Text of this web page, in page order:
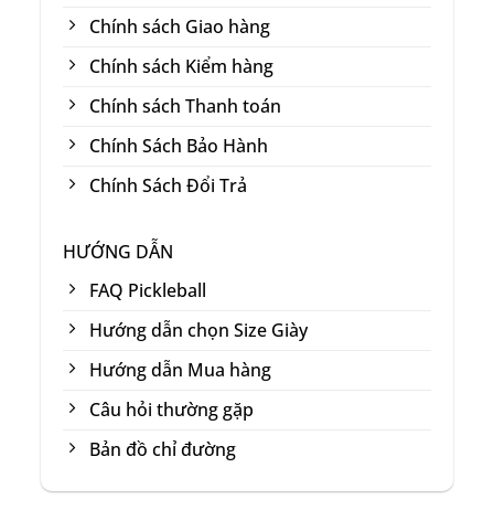
Chính sách Giao hàng
Chính sách Kiểm hàng
Chính sách Thanh toán
Chính Sách Bảo Hành
Chính Sách Đổi Trả
HƯỚNG DẪN
FAQ Pickleball
Hướng dẫn chọn Size Giày
Hướng dẫn Mua hàng
Câu hỏi thường gặp
Bản đồ chỉ đường